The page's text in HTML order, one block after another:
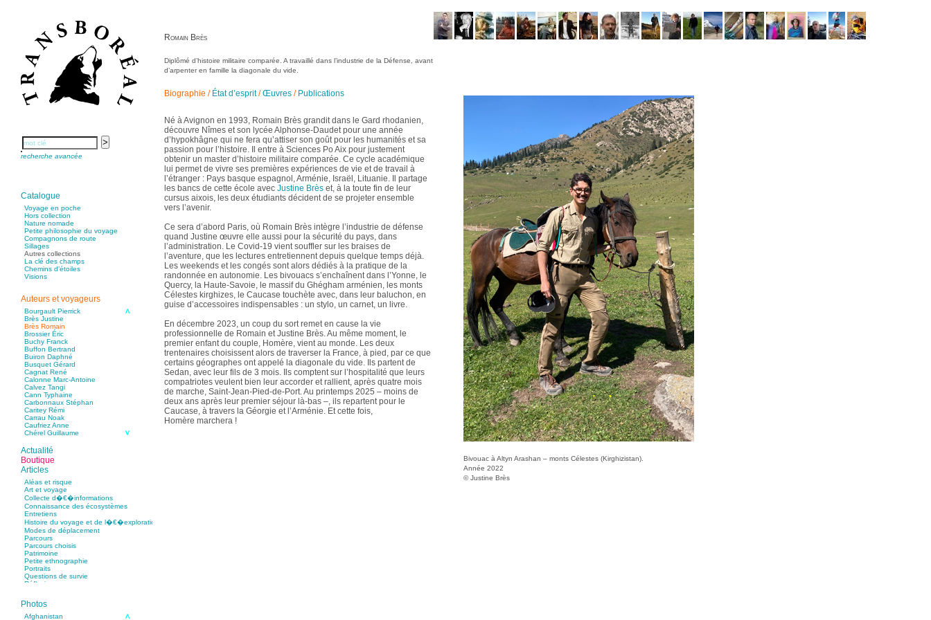
recherche avancée
Catalogue
Voyage en poche
Hors collection
Nature nomade
Petite philosophie du voyage
Compagnons de route
Sillages
Autres collections
La clé des champs
Chemins d’étoiles
Visions
Auteurs et voyageurs
Allix Stéphane
Apprill Christophe
Ardillier-Carras Françoise
Arnould Jacques
Arseniev Vladimir
Aubertel Pierre-Marie
Béjanin Emmanuel
Bérard Géraldine
Baldit de Barral Siméon
Balen Noël
Balhi Jamel
Bardon Frédérique
Baujard Jacques
Bazin Sylvain
Bellanger Marc
Bellec Hervé
Bertrandy Antoine
Bezsonov Youri
Bideau Michel-Cosme
Billard Yannick
Blanchet Anne-Lise
Bluntzer Christophe
Bobin Mathieu
Boch Anne-Laure
Boch Julie
Boclet-Weller Robin
Boillot Henri
Bonnem Éric
Bougault Laurence
Boulnois Lucette
Bourgault Pierrick
Brès Justine
Brès Romain
Brossier Éric
Buchy Franck
Buffon Bertrand
Buiron Daphné
Busquet Gérard
Cagnat René
Calonne Marc-Antoine
Calvez Tangi
Cann Typhaine
Carbonnaux Stéphan
Caritey Rémi
Carrau Noak
Caufriez Anne
Chérel Guillaume
Chapuis Éric
Chapuis Amandine
Chastel Marie
Chaud Marianne
Chenot Philippe
Chicurel Arnaud
Clémenceau Adrien
Colonna d’Istria Jérôme
Conesa Gabriel
Corazza Pascal
Cotta Jean-Marc
Cousergue Arnaud
Crane Adrian
Crane Richard
Croiziers de Lacvivier Aurélie
Dash Naraa
Debove Florence
Dectot de Christen Antoine
Dedet Christian
Delaunay Matthieu
Deledicque Sébastien
Delloye Bernard
Actualité
Boutique
Articles
Aléas et risque
Art et voyage
Collecte d�€�informations
Connaissance des écosystèmes
Entretiens
Histoire du voyage et de l�€�exploration
Modes de déplacement
Parcours
Parcours choisis
Patrimoine
Petite ethnographie
Portraits
Questions de survie
Réflexions
Photos
Afghanistan
Romain Brès
Bivouac à Altyn Arashan – monts Célestes (Kirghizistan).
Année 2022
© Justine Brès
Diplômé d’histoire militaire comparée. A travaillé dans l’industrie de la Défense, avant
d’arpenter en famille la diagonale du vide.
Biographie / État d’esprit/Œuvres / Publications
Né à Avignon en 1993, Romain Brès grandit dans le Gard rhodanien,
découvre Nîmes et son lycée Alphonse-Daudet pour une année
d’hypokhâgne qui ne fera qu’attiser son goût pour les humanités et sa
passion pour l’histoire. Il entre à Sciences Po Aix pour justement
obtenir un master d’histoire militaire comparée. Ce cycle académique
lui permet de vivre ses premières expériences de vie et de travail à
l’étranger : Pays basque espagnol, Arménie, Israël, Lituanie. Il partage
les bancs de cette école avec Justine Brès et, à la toute fin de leur
cursus aixois, les deux étudiants décident de se projeter ensemble
vers l’avenir.
Ce sera d’abord Paris, où Romain Brès intègre l’industrie de défense
quand Justine œuvre elle aussi pour la sécurité du pays, dans
l’administration. Le Covid-19 vient souffler sur les braises de
l’aventure, que les lectures entretiennent depuis quelque temps déjà.
Les weekends et les congés sont alors dédiés à la pratique de la
randonnée en autonomie. Les bivouacs s’enchaînent dans l’Yonne, le
Quercy, la Haute-Savoie, le massif du Ghégham arménien, les monts
Célestes kirghizes, le Caucase touchète avec, dans leur baluchon, en
guise d’accessoires indispensables : un stylo, un carnet, un livre.
En décembre 2023, un coup du sort remet en cause la vie
professionnelle de Romain et Justine Brès. Au même moment, le
premier enfant du couple, Homère, vient au monde. Les deux
trentenaires choisissent alors de traverser la France, à pied, par ce que
certains géographes ont appelé la diagonale du vide. Ils partent de
Sedan, avec leur fils de 3 mois. Ils comptent sur l’hospitalité que leurs
compatriotes veulent bien leur accorder et rallient, après quatre mois
de marche, Saint-Jean-Pied-de-Port. Au printemps 2025 – moins de
deux ans après leur premier séjour là-bas –, ils repartent pour le
Caucase, à travers la Géorgie et l’Arménie. Et cette fois,
Homère marchera !